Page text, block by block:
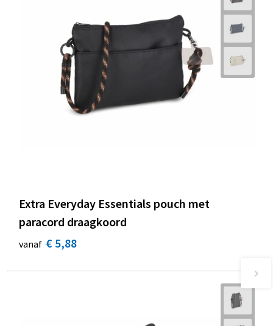
Extra Everyday Essentials pouch met
paracord draagkoord
vanaf € 5,88